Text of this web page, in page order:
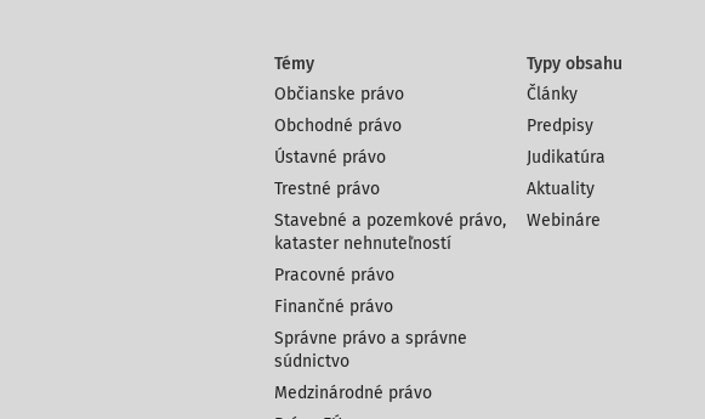
Témy
Občianske právo
Obchodné právo
Ústavné právo
Trestné právo
Stavebné a pozemkové právo,
kataster nehnuteľností
Pracovné právo
Finančné právo
Správne právo a správne
súdnictvo
Medzinárodné právo
Typy obsahu
Články
Predpisy
Judikatúra
Aktuality
Webináre